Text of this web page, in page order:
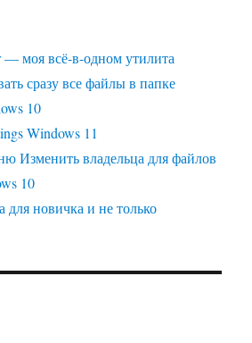
— моя всё-в-одном утилита
сразу все файлы в папке
10
Windows 11
Изменить владельца для файлов
10
для новичка и не только